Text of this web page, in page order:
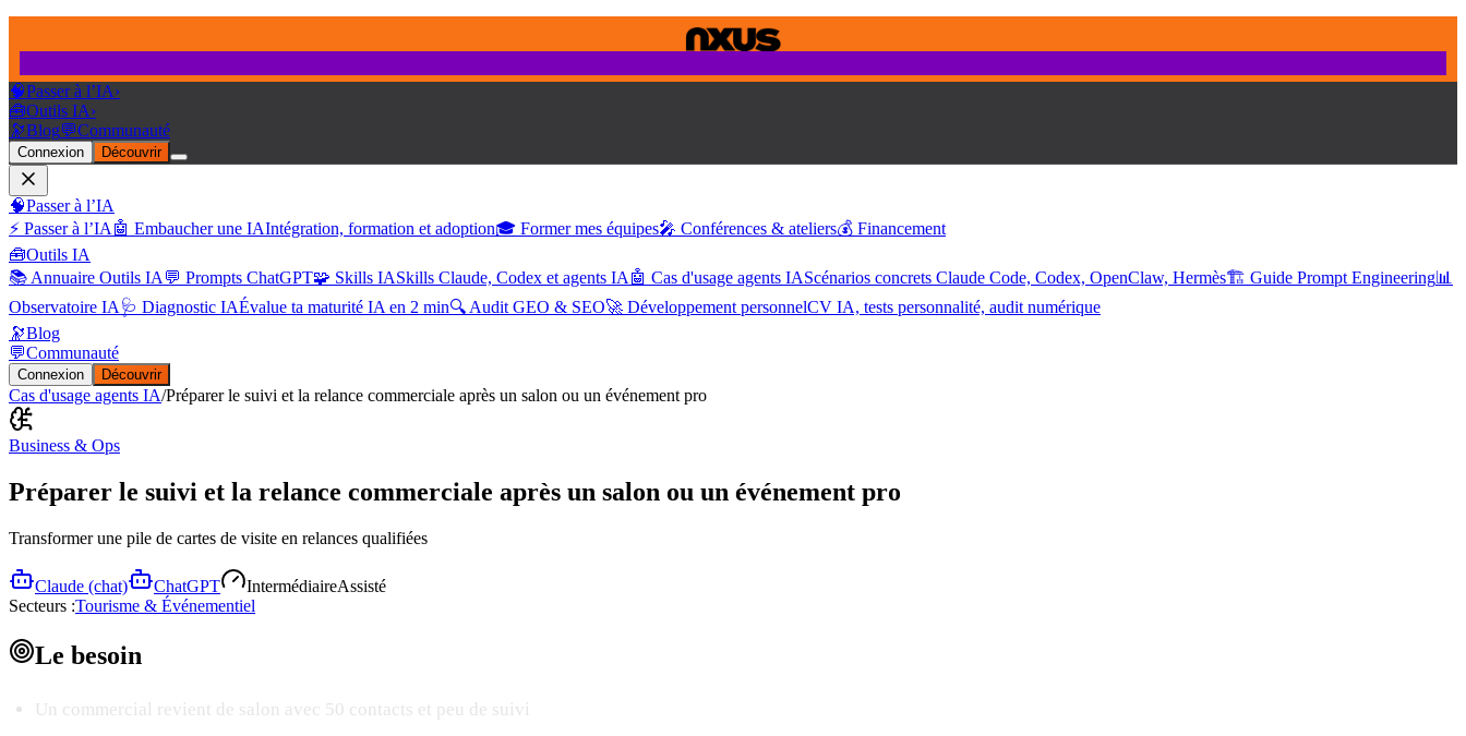
🧠Passer à l’IA›
🧰Outils IA›
🔭Blog💬Communauté
Connexion Découvrir
🧠Passer à l’IA
⚡ Passer à l’IA 🤖 Embaucher une IAIntégration, formation et adoption🎓 Former mes équipes🎤 Conférences & ateliers💰 Financement
🧰Outils IA
📚 Annuaire Outils IA 💬 Prompts ChatGPT🧩 Skills IASkills Claude, Codex et agents IA 🤖 Cas d'usage agents IAScénarios concrets Claude Code, Codex, OpenClaw, Hermès🏗️ Guide Prompt Engineering📊
Observatoire IA 🩺 Diagnostic IAÉvalue ta maturité IA en 2 min🔍 Audit GEO & SEO🚀 Développement personnelCV IA, tests personnalité, audit numérique
🔭Blog
💬Communauté
Connexion Découvrir
Cas d'usage agents IA/Préparer le suivi et la relance commerciale après un salon ou un événement pro
Business & Ops
Préparer le suivi et la relance commerciale après un salon ou un événement pro
Transformer une pile de cartes de visite en relances qualifiées
Claude (chat) ChatGPT IntermédiaireAssisté
Secteurs :Tourisme & Événementiel
Le besoin
Un commercial revient de salon avec 50 contacts et peu de suivi